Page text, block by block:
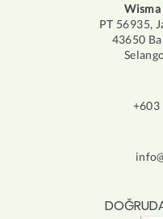
Wisma
PT 56935,
43650
+603